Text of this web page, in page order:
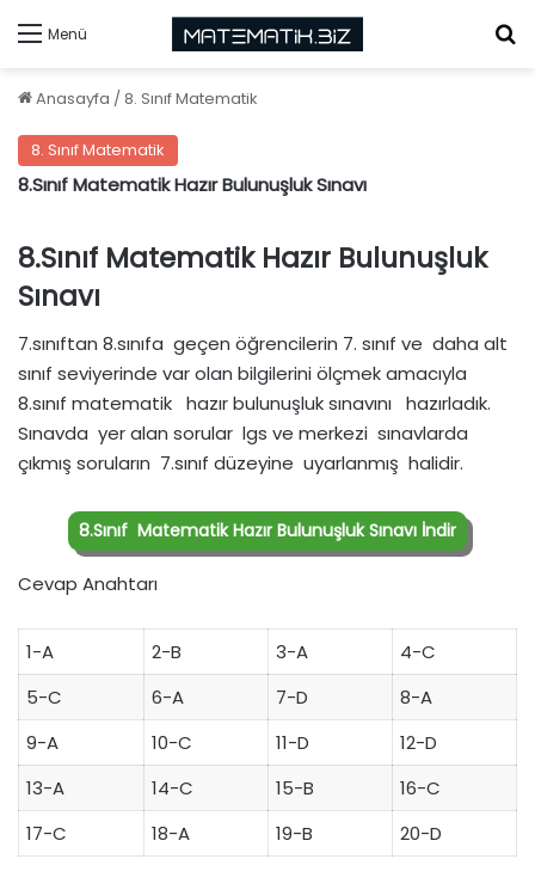
Menü
Anasayfa /8. Sınıf Matematik
8. Sınıf Matematik
8.Sınıf Matematik Hazır Bulunuşluk Sınavı
8.Sınıf Matematik Hazır Bulunuşluk
Sınavı
7.sınıftan 8.sınıfa geçen öğrencilerin 7. sınıf ve daha alt
sınıf seviyerinde var olan bilgilerini ölçmek amacıyla
8.sınıf matematik hazır bulunuşluk sınavını hazırladık.
Sınavda yer alan sorular lgs ve merkezi sınavlarda
çıkmış soruların 7.sınıf düzeyine uyarlanmış halidir.
8.Sınıf Matematik Hazır Bulunuşluk Sınavı İndir
Cevap Anahtarı
1-A 2-B 3-A
4-C
5-C
6-A 7-D
8-A
9-A
10-C 11-D
12-D
13-A
14-C 15-B
16-C
17-C
18-A 19-B 20-D